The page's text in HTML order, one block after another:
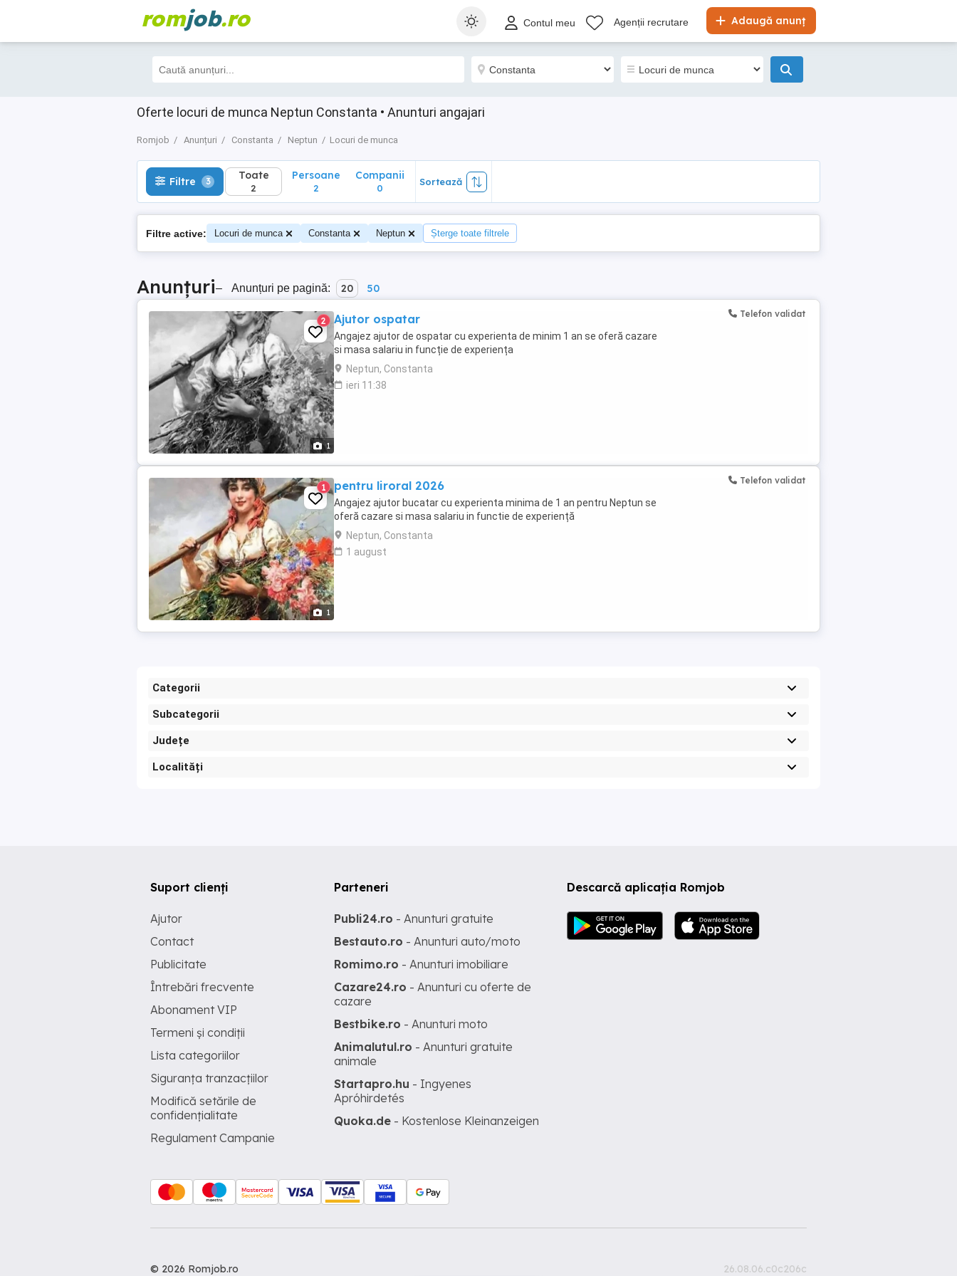
romjob.ro Adaugă anunț
Contul meu Agenții recrutare
Oferte locuri de munca Neptun Constanta • Anunturi angajari
Romjob Anunțuri Constanta Neptun Locuri de munca
Filtre 3 Toate
2
Filtre 3 Toate
2
Persoane
2
Companii
0
Sortează
Filtre active: Locuri de munca Constanta Neptun Șterge toate filtrele
Anunțuri– Anunțuri pe pagină: 20 50
1
2 Ajutor ospatar
Angajez ajutor de ospatar cu experienta de minim 1 an se oferă cazare
si masa salariu in funcție de experiența
Neptun, Constanta
ieri 11:38
Telefon validat
1
1 pentru liroral 2026
Angajez ajutor bucatar cu experienta minima de 1 an pentru Neptun se
oferă cazare si masa salariu in functie de experiență
Neptun, Constanta
1 august
Telefon validat
Categorii
Subcategorii
Județe
Localități
Descarcă aplicația Romjob
Suport clienți
Ajutor
Contact
Publicitate
Întrebări frecvente
Abonament VIP
Termeni și condiții
Lista categoriilor
Siguranța tranzacțiilor
Modifică setările de
confidențialitate
Regulament Campanie
Parteneri
Publi24.ro - Anunturi gratuite
Bestauto.ro - Anunturi auto/moto
Romimo.ro - Anunturi imobiliare
Cazare24.ro - Anunturi cu oferte de
cazare
Bestbike.ro - Anunturi moto
Animalutul.ro - Anunturi gratuite
animale
Startapro.hu - Ingyenes
Apróhirdetés
Quoka.de - Kostenlose Kleinanzeigen
© 2026 Romjob.ro 26.08.06.c0c206c